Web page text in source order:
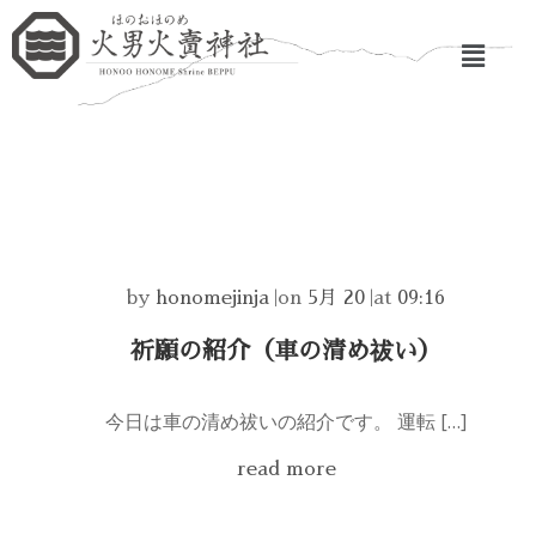
by honomejinja on 5月 20 at 09:16
祈願の紹介（車の清め祓い）
今日は車の清め祓いの紹介です。 運転 […]
read more